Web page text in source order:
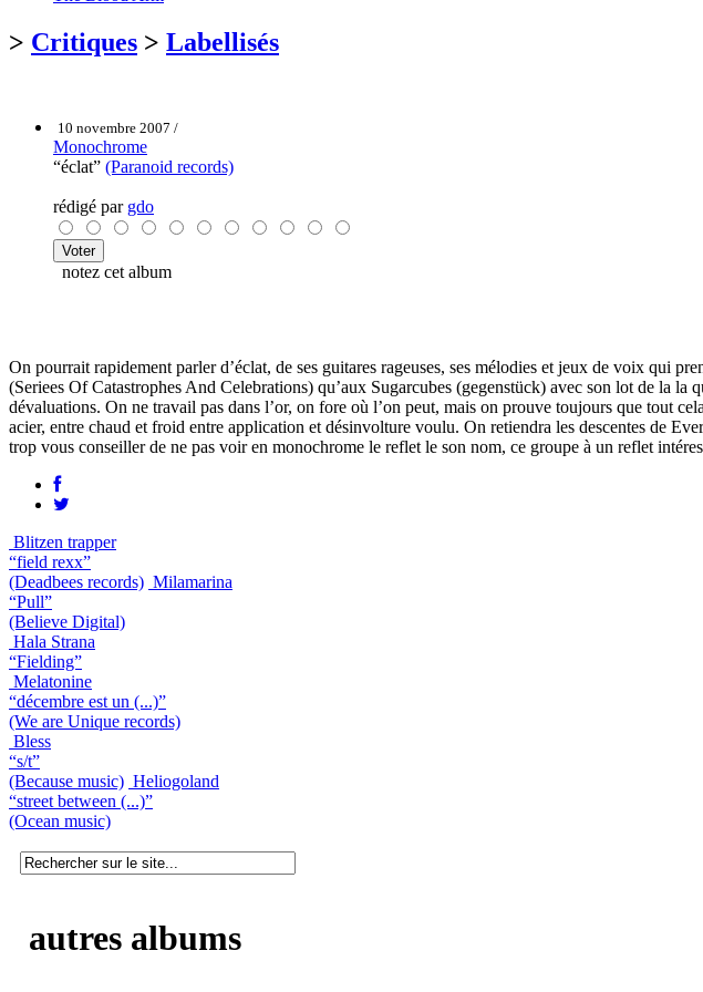
> Critiques > Labellisés
10 novembre 2007 /
Monochrome
“éclat” (Paranoid records)
rédigé par gdo
notez cet album
On pourrait rapidement parler d’éclat, de ses guitares rageuses, ses mélodies et jeux de voix qui
(Seriees Of Catastrophes And Celebrations) qu’aux Sugarcubes (gegenstück) avec son lot de la
dévaluations. On ne travail pas dans l’or, on fore où l’on peut, mais on prouve toujours que tout
acier, entre chaud et froid entre application et désinvolture voulu. On retiendra les descentes de
trop vous conseiller de ne pas voir en monochrome le reflet le son nom, ce groupe à un reflet
Blitzen trapper
“field rexx”
(Deadbees records) Milamarina
“Pull”
(Believe Digital)
Hala Strana
“Fielding”
Melatonine
“décembre est un (...)”
(We are Unique records)
Bless
“s/t”
(Because music) Heliogoland
“street between (...)”
(Ocean music)
autres albums